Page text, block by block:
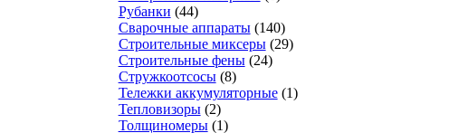
Рубанки (44)
Сварочные аппараты (140)
Строительные миксеры (29)
Строительные фены (24)
Стружкоотсосы (8)
Тележки аккумуляторные (1)
Тепловизоры (2)
Толщиномеры (1)